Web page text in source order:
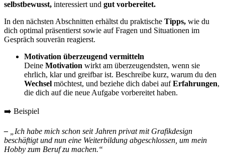
selbstbewusst, interessiert und gut vorbereitet.
In den nächsten Abschnitten erhältst du praktische Tipps, wie du
dich optimal präsentierst sowie auf Fragen und Situationen im
Gespräch souverän reagierst.
Motivation überzeugend vermitteln
Deine Motivation wirkt am überzeugendsten, wenn sie
ehrlich, klar und greifbar ist. Beschreibe kurz, warum du den
Wechsel möchtest, und beziehe dich dabei aufErfahrungen,
die dich auf die neue Aufgabe vorbereitet haben.
➡️ Beispiel
–
„Ich habe mich schon seit Jahren privat mit Grafikdesign
beschäftigt und nun eine Weiterbildung abgeschlossen, um mein
Hobby zum Beruf zu machen.“